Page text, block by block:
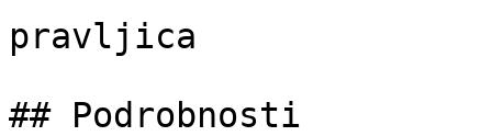
pravljica
## Podrobnosti